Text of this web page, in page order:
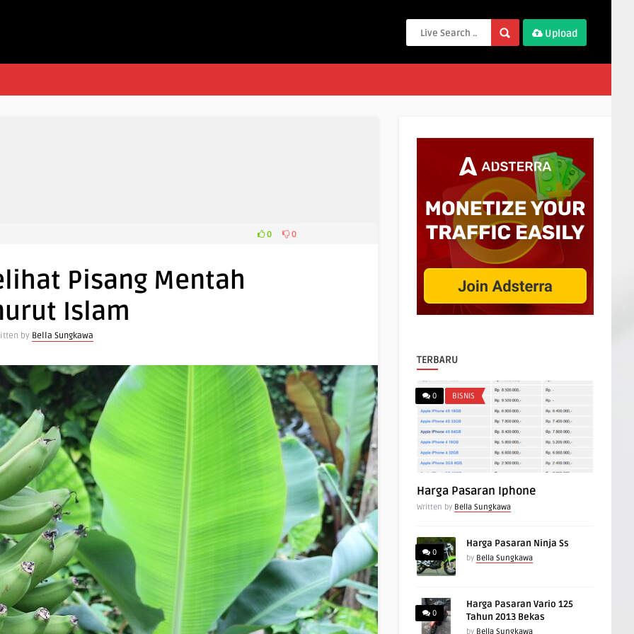
Upload
0 0
Pisang Mentah
Islam
by Bella Sungkawa
TERBARU
0 BISNIS
Harga Pasaran Iphone
Written by Bella Sungkawa
0
Harga Pasaran Ninja Ss
by Bella Sungkawa
0
Harga Pasaran Vario 125
Tahun 2013 Bekas
by Bella Sungkawa